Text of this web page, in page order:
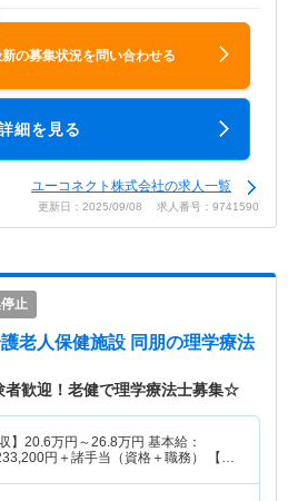
の募集状況を問い合わせる
細を見る
ユーコネクト株式会社の求人一覧
更新日：2025/09/08 求人番号：9741590
止
老人保健施設 同朋の理学療法
者歓迎！老健で理学療法士募集☆
】 20.6万円～26.8万円 基本給：
円＋諸手当（資格＋職務） 【モ